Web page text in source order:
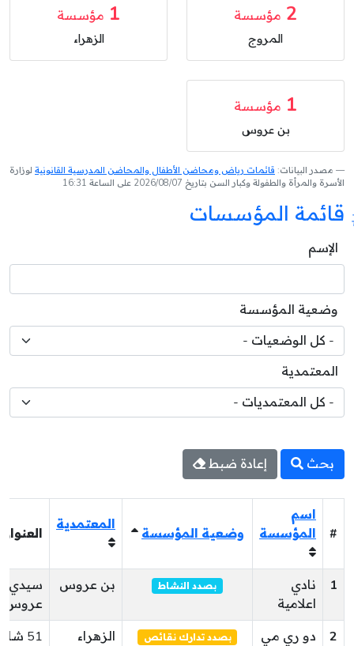
2 مؤسسة
المروج
1 مؤسسة
الزهراء
1 مؤسسة
بن عروس
مصدر البيانات: قائمات رياض ومحاضن الأطفال والمحاضن المدرسية القانونية لوزارة
الأسرة والمرأة والطفولة وكبار السن بتاريخ 2026/08/07 على الساعة 16:31
قائمة المؤسسات
الإسم
وضعية المؤسسة
المعتمدية
بحث إعادة ضبط
#
اسم
المؤسسة
وضعية المؤسسة
المعتمدية
العنوان
1
نادي
اعلامية
بصدد النشاط بن عروس
سيدي
عروس
2
دو ري مي
بصدد تدارك نقائص الزهراء
51